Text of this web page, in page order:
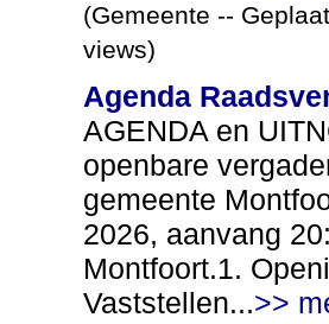
(Gemeente --
views)
Agenda
AGENDA en
openbare
gemeente
2026, aanvang
Montfoort.1.
Vaststellen...>>